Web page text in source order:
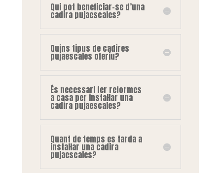
Qui pot beneficiar-se d’una
cadira pujaescales?
Quins tipus de cadires
pujaescales oferiu?
És necessari fer reformes
a casa per instal·lar una
cadira pujaescales?
Quant de temps es tarda a
instal·lar una cadira
pujaescales?